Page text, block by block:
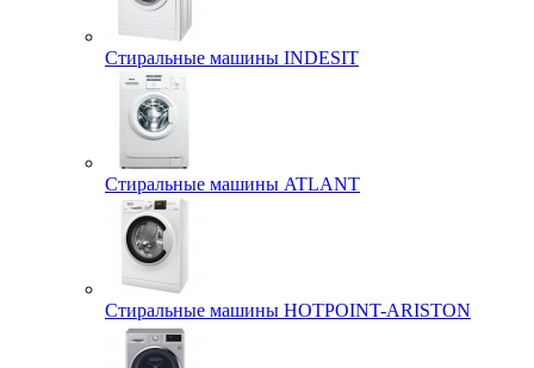
Стиральные машины INDESIT
Стиральные машины ATLANT
Стиральные машины HOTPOINT-ARISTON